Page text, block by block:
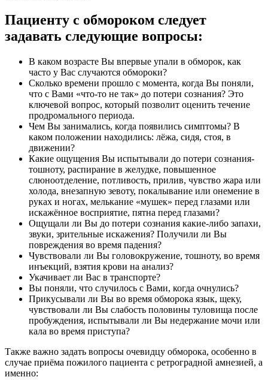
Пациенту с обмороком следует
задавать следующие вопросы:
В каком возрасте Вы впервые упали в обморок, как
часто у Вас случаются обмороки?
Сколько времени прошло с момента, когда Вы поняли,
что с Вами «что-то не так» до потери сознания? Это
ключевой вопрос, который позволит оценить течение
продромального периода.
Чем Вы занимались, когда появились симптомы? В
каком положении находились: лёжа, сидя, стоя, в
движении?
Какие ощущения Вы испытывали до потери сознания-
тошноту, распирание в желудке, повышенное
слюноотделение, потливость, прилив, чувство жара или
холода, внезапную зевоту, покалывание или онемение в
руках и ногах, мелькание «мушек» перед глазами или
искажённое восприятие, пятна перед глазами?
Ощущали ли Вы до потери сознания какие-либо запахи,
звуки, зрительные искажения? Получили ли Вы
повреждения во время падения?
Чувствовали ли Вы головокружение, тошноту, во время
инъекций, взятия крови на анализ?
Укачивает ли Вас в транспорте?
Вы поняли, что случилось с Вами, когда очнулись?
Прикусывали ли Вы во время обморока язык, щеку,
чувствовали ли Вы слабость половины туловища после
пробуждения, испытывали ли Вы недержание мочи или
кала во время приступа?
Также важно задать вопросы очевидцу обморока, особенно в
случае приёма пожилого пациента с ретроградной амнезией, а
именно: